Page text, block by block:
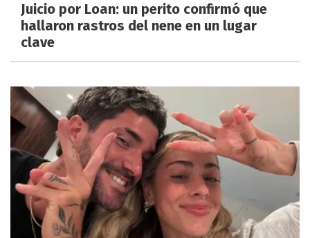
Juicio por Loan: un perito confirmó que
hallaron rastros del nene en un lugar
clave